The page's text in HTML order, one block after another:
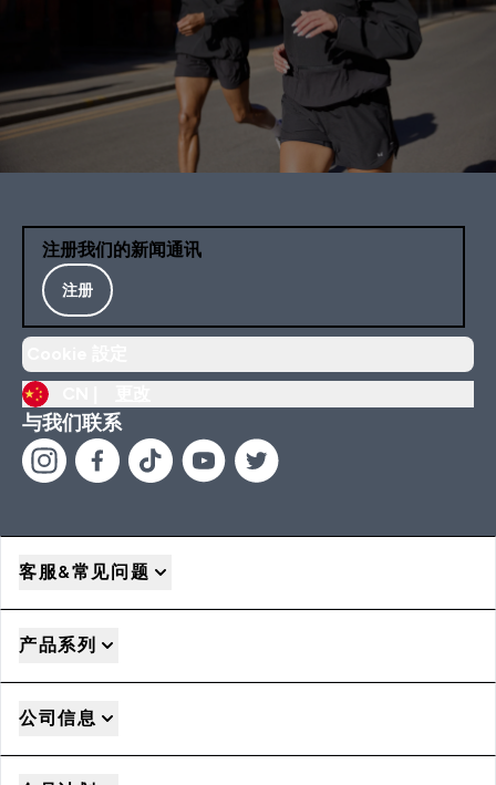
注册我们的新闻通讯
注册
与我们联系
客服&常见问题
产品系列
公司信息